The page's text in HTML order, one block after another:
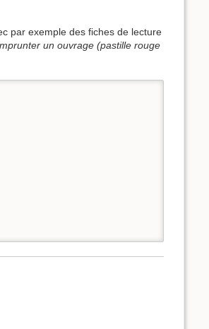
par exemple des fiches de lecture
un ouvrage (pastille rouge